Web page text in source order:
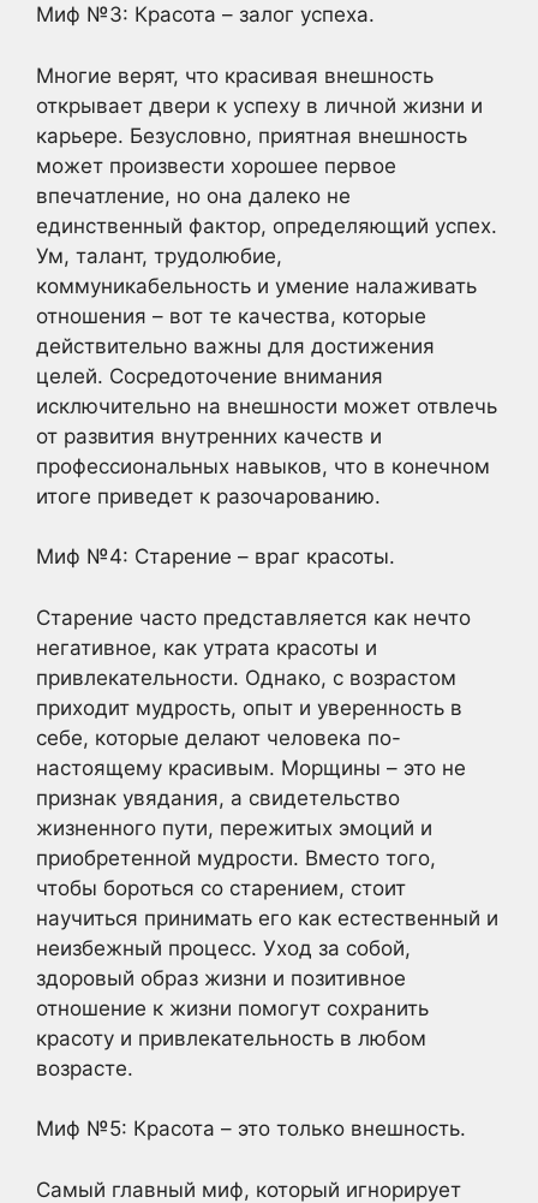
Миф №3: Красота – залог успеха.
Многие верят, что красивая внешность
открывает двери к успеху в личной жизни и
карьере. Безусловно, приятная внешность
может произвести хорошее первое
впечатление, но она далеко не
единственный фактор, определяющий успех.
Ум, талант, трудолюбие,
коммуникабельность и умение налаживать
отношения – вот те качества, которые
действительно важны для достижения
целей. Сосредоточение внимания
исключительно на внешности может отвлечь
от развития внутренних качеств и
профессиональных навыков, что в конечном
итоге приведет к разочарованию.
Миф №4: Старение – враг красоты.
Старение часто представляется как нечто
негативное, как утрата красоты и
привлекательности. Однако, с возрастом
приходит мудрость, опыт и уверенность в
себе, которые делают человека по-
настоящему красивым. Морщины – это не
признак увядания, а свидетельство
жизненного пути, пережитых эмоций и
приобретенной мудрости. Вместо того,
чтобы бороться со старением, стоит
научиться принимать его как естественный и
неизбежный процесс. Уход за собой,
здоровый образ жизни и позитивное
отношение к жизни помогут сохранить
красоту и привлекательность в любом
возрасте.
Миф №5: Красота – это только внешность.
Самый главный миф, который игнорирует